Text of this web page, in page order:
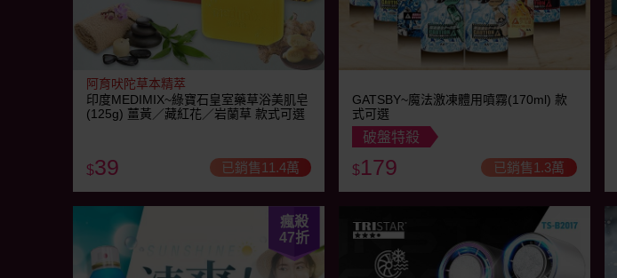
阿育吠陀草本精萃
印度MEDIMIX~綠寶石皇室藥草浴美肌皂
(125g) 薑黃／藏紅花／岩蘭草 款式可選
$39 已銷售11.4萬
GATSBY~魔法激凍體用噴霧(170ml) 款
式可選
破盤特殺
$179 已銷售1.3萬
瘋殺
47折